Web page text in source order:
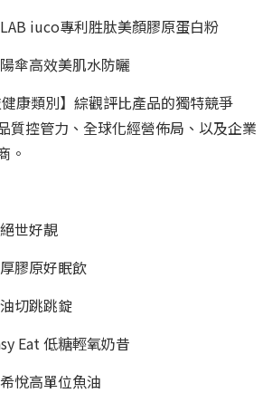
iuco專利胜肽美顏膠原蛋白粉
傘高效美肌水防曬
健康類別】綜觀評比產品的獨特競爭
質控管力、全球化經營佈局、以及企業
。
世好靚
膠原好眠飲
切跳跳錠
Eat 低糖輕氧奶昔
悅高單位魚油